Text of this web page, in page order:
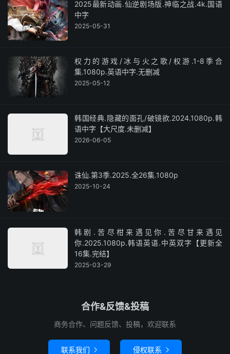
2025最新动画.仙逆剧场版.神临之战.4k.国语
中字
2025-05-31
权力的游戏/冰与火之歌/权游.1-8季合
集.1080p.英语中字.无删减
2025-05-12
韩国经典.隐藏的面孔/破镜欲.2024.1080p.韩
语中字【大尺度.未删减】
2026-06-05
诛仙.第3季.2025.全26集.1080p
2025-10-24
韩剧.苦尽柑来遇见你.苦尽甘来遇见
你.2025.1080p.韩语英语.中英双字【更新全
16集.完结】
2025-03-29
合作&反馈&投稿
商务合作、问题反馈、投稿，欢迎联系
联系我们  侵权联系 